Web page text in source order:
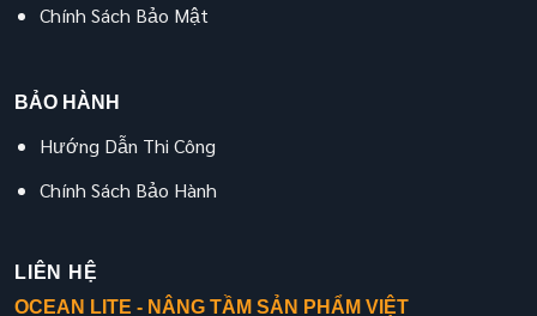
Chính Sách Bảo Mật
BẢO HÀNH
Hướng Dẫn Thi Công
Chính Sách Bảo Hành
LIÊN HỆ
OCEAN LITE - NÂNG TẦM SẢN PHẨM VIỆT